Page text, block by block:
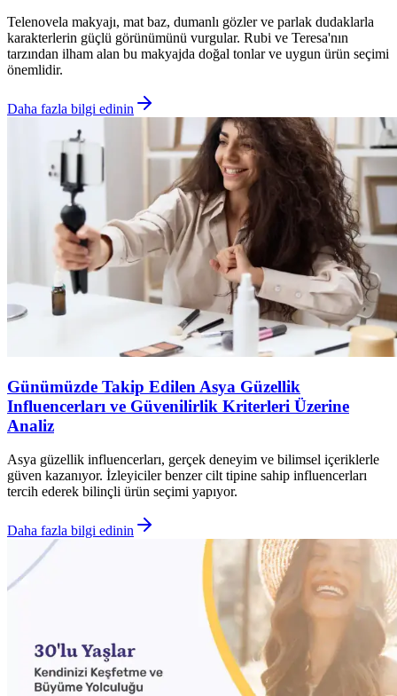
Telenovela makyajı, mat baz, dumanlı gözler ve parlak dudaklarla
karakterlerin güçlü görünümünü vurgular. Rubi ve Teresa'nın
tarzından ilham alan bu makyajda doğal tonlar ve uygun ürün seçimi
önemlidir.
Daha fazla bilgi edinin
Günümüzde Takip Edilen Asya Güzellik
Influencerları ve Güvenilirlik Kriterleri Üzerine
Analiz
Asya güzellik influencerları, gerçek deneyim ve bilimsel içeriklerle
güven kazanıyor. İzleyiciler benzer cilt tipine sahip influencerları
tercih ederek bilinçli ürün seçimi yapıyor.
Daha fazla bilgi edinin